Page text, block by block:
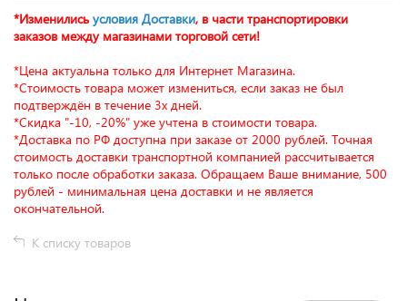
*Изменились условия Доставки, в части транспортировки
заказов между магазинами торговой сети!
*Цена актуальна только для Интернет Магазина.
*Стоимость товара может измениться, если заказ не был
подтверждён в течение 3х дней.
*Скидка "-10, -20%" уже учтена в стоимости товара.
*Доставка по РФ доступна при заказе от 2000 рублей. Точная
стоимость доставки транспортной компанией рассчитывается
только после обработки заказа. Обращаем Ваше внимание, 500
рублей - минимальная цена доставки и не является
окончательной.
К списку товаров